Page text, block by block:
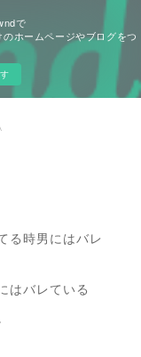
で
ホームページやブログをつ
る時男にはバレ
はバレている